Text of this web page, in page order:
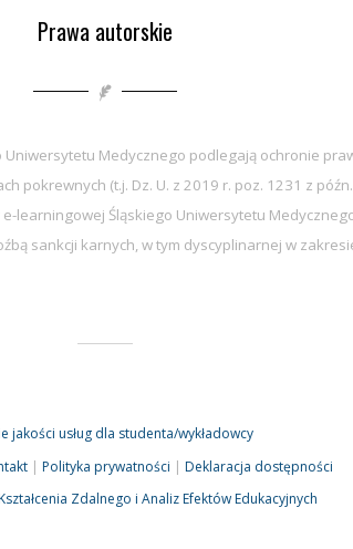
Prawa autorskie
Medycznego podlegają ochronie
pokrewnych (t.j. Dz. U. z 2019 r. poz. 1231 z
Śląskiego Uniwersytetu
sankcji karnych, w tym dyscyplinarnej w
jakości usług dla studenta/wykładowcy
|Polityka prywatności |Deklaracja dostępności
Zdalnego i Analiz Efektów Edukacyjnych